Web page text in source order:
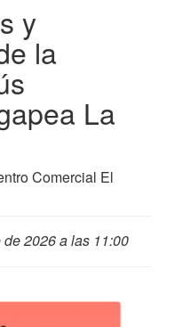
y
la
La
Comercial El
2026 a las 11:00